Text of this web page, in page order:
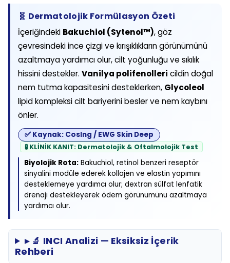
🧬 Dermatolojik Formülasyon Özeti
İçeriğindeki Bakuchiol (Sytenol™), göz
çevresindeki ince çizgi ve kırışıklıkların görünümünü
azaltmaya yardımcı olur, cilt yoğunluğu ve sıkılık
hissini destekler. Vanilya polifenolleri cildin doğal
nem tutma kapasitesini desteklerken, Glycoleol
lipid kompleksi cilt bariyerini besler ve nem kaybını
önler.
✅ Kaynak: CosIng / EWG Skin Deep
🧪 KLİNİK KANIT: Dermatolojik & Oftalmolojik Test
Biyolojik Rota: Bakuchiol, retinol benzeri reseptör
sinyalini modüle ederek kollajen ve elastin yapımını
desteklemeye yardımcı olur; dextran sülfat lenfatik
drenajı destekleyerek ödem görünümünü azaltmaya
yardımcı olur.
▸ 🔬 INCI Analizi — Eksiksiz İçerik
Rehberi